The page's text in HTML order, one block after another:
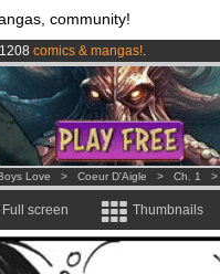
community!
comics & mangas!.
eurosper month !Get membership
!.
Love > Coeur D'Aigle > Ch. 1
Full screen Thumbnails